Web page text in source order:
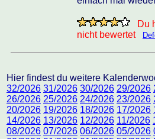
Du
nicht bewertet
Hier findest du weitere
32/2026 31/2026 30/2026 29/2026
26/2026 25/2026 24/2026 23/2026
20/2026 19/2026 18/2026 17/2026
14/2026 13/2026 12/2026 11/2026
08/2026 07/2026 06/2026 05/2026